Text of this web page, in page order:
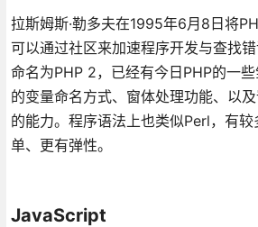
拉斯姆斯·勒多夫在1995年6月8日将
可以通过社区来加速程序开发与查找
命名为PHP 2，已经有今日PHP的一
的变量命名方式、窗体处理功能、以
的能力。程序语法上也类似Perl，有
单、更有弹性。
JavaScript